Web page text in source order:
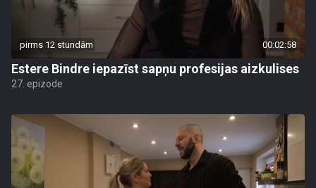
pirms 12 stundām 00:02:58
Estere Bindre iepazīst sapņu profesijas aizkulises
27. epizode